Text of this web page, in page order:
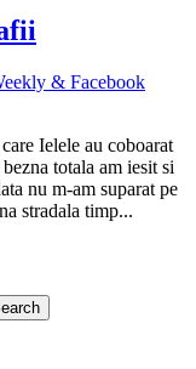
& Facebook
Ielele au coboarat
totala am iesit si
nu m-am suparat pe
stradala timp...